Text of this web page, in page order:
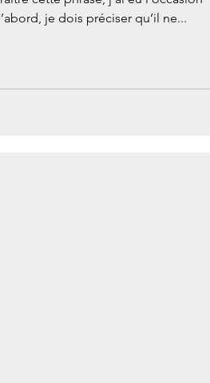
sa véracité. Tout d’abord, je dois préciser qu’il ne...